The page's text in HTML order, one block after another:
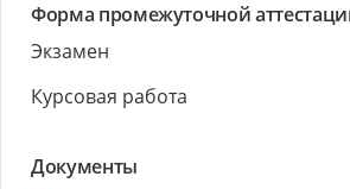
Форма промежуточной
Экзамен
Курсовая работа
Документы